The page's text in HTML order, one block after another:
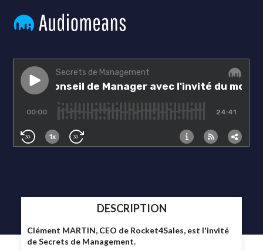
DESCRIPTION
Clément MARTIN, CEO de Rocket4Sales, est l'invité
de Secrets de Management.